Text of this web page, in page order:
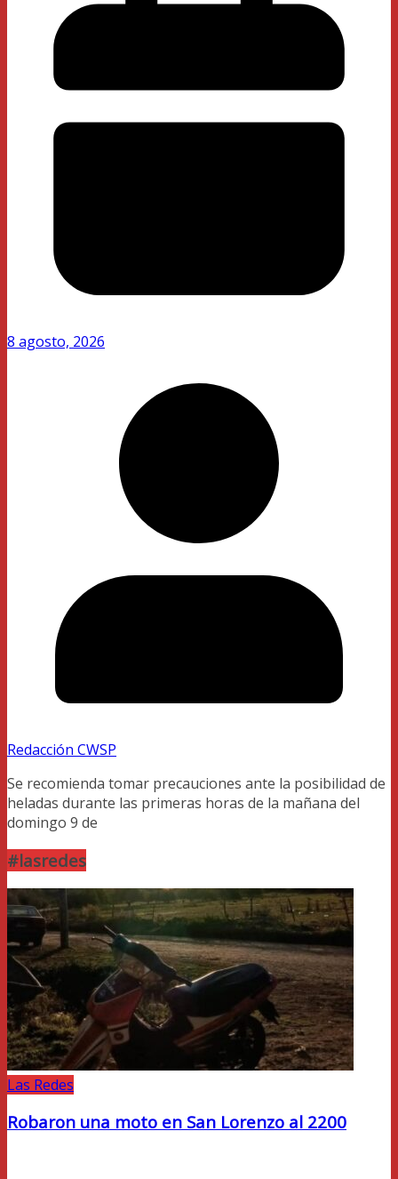
8 agosto, 2026
Redacción CWSP
Se recomienda tomar precauciones ante la posibilidad de
heladas durante las primeras horas de la mañana del
domingo 9 de
#lasredes
Las Redes
Robaron una moto en San Lorenzo al 2200